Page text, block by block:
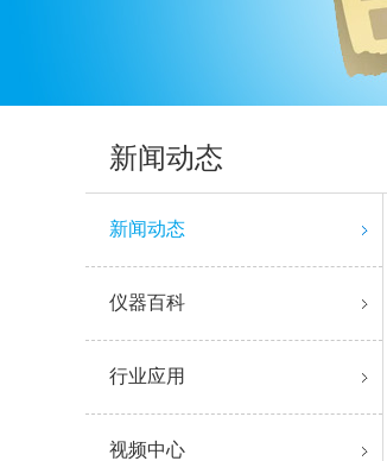
新闻动态
新闻动态
仪器百科
行业应用
视频中心